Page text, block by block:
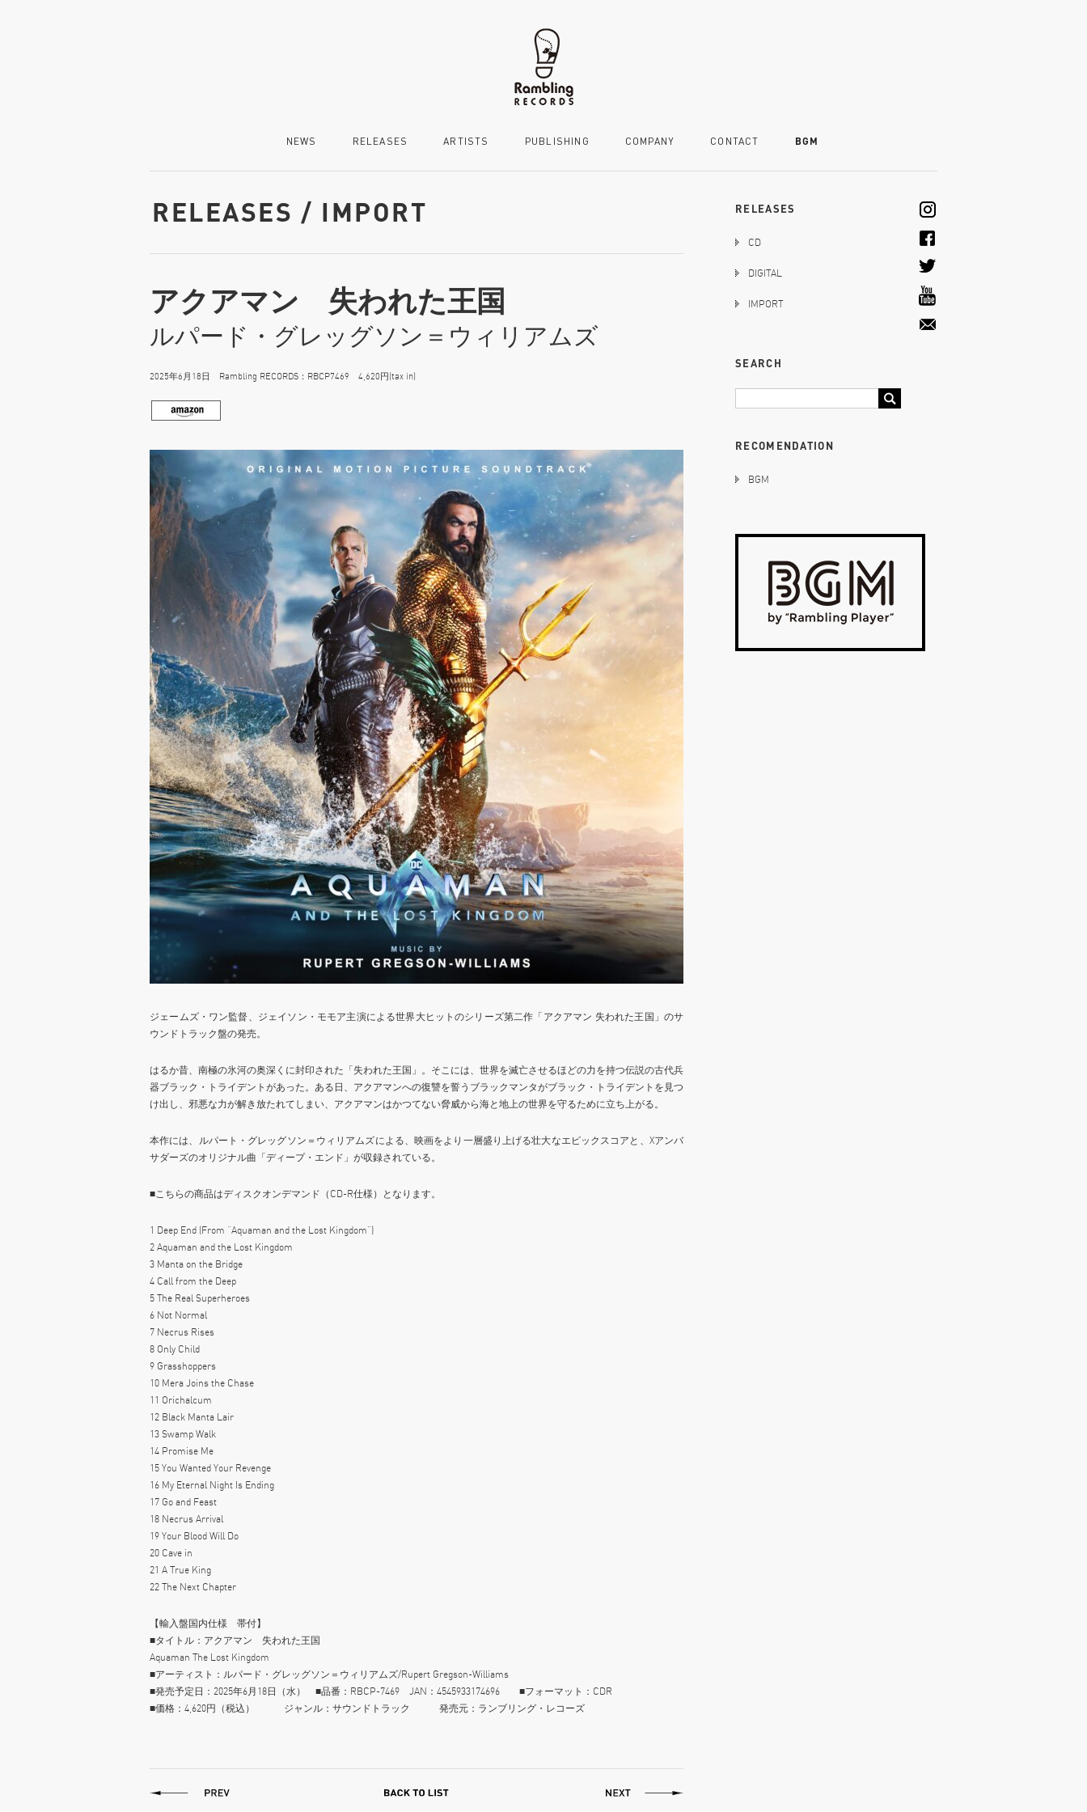
NEWS RELEASES ARTISTS PUBLISHING COMPANY CONTACT BGM
RELEASES / IMPORT
アクアマン 失われた王国
ルパード・グレッグソン＝ウィリアムズ
2025年6月18日 Rambling RECORDS：RBCP7469 4,620円(tax in)
ジェームズ・ワン監督、ジェイソン・モモア主演による世界大ヒットのシリーズ第二作「アクアマン 失われた王国」のサ
ウンドトラック盤の発売。
はるか昔、南極の氷河の奥深くに封印された「失われた王国」。そこには、世界を滅亡させるほどの力を持つ伝説の古代兵
器ブラック・トライデントがあった。ある日、アクアマンへの復讐を誓うブラックマンタがブラック・トライデントを見つ
け出し、邪悪な力が解き放たれてしまい、アクアマンはかつてない脅威から海と地上の世界を守るために立ち上がる。
本作には、ルパート・グレッグソン＝ウィリアムズによる、映画をより一層盛り上げる壮大なエピックスコアと、Xアンバ
サダーズのオリジナル曲「ディープ・エンド」が収録されている。
■こちらの商品はディスクオンデマンド（CD-R仕様）となります。
1 Deep End (From “Aquaman and the Lost Kingdom”)
2 Aquaman and the Lost Kingdom
3 Manta on the Bridge
4 Call from the Deep
5 The Real Superheroes
6 Not Normal
7 Necrus Rises
8 Only Child
9 Grasshoppers
10 Mera Joins the Chase
11 Orichalcum
12 Black Manta Lair
13 Swamp Walk
14 Promise Me
15 You Wanted Your Revenge
16 My Eternal Night Is Ending
17 Go and Feast
18 Necrus Arrival
19 Your Blood Will Do
20 Cave in
21 A True King
22 The Next Chapter
【輸入盤国内仕様 帯付】
■タイトル：アクアマン 失われた王国
Aquaman The Lost Kingdom
■アーティスト：ルパード・グレッグソン＝ウィリアムズ/Rupert Gregson-Williams
■発売予定日：2025年6月18日（水） ■品番：RBCP-7469 JAN：4545933174696 ■フォーマット：CDR
■価格：4,620円（税込） ジャンル：サウンドトラック 発売元：ランブリング・レコーズ
RELEASES
CD
DIGITAL
IMPORT
SEARCH
RECOMENDATION
BGM